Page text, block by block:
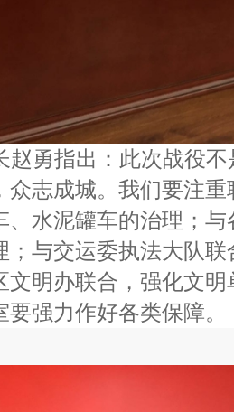
指出：此次战役不
众志成城。我们要注
、水泥罐车的治理；
；与交运委执法大队
文明办联合，强化文
强力作好各类保障。